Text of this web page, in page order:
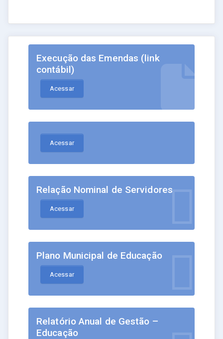
Execução das Emendas (link
contábil)
Acessar
Acessar
Relação Nominal de Servidores
Acessar
Plano Municipal de Educação
Acessar
Relatório Anual de Gestão –
Educação